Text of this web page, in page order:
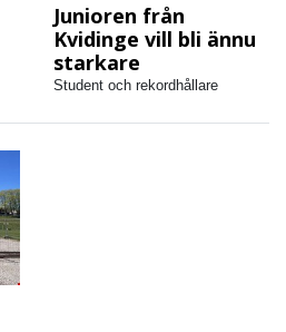
Junioren från
Kvidinge vill bli ännu
starkare
Student och rekordhållare